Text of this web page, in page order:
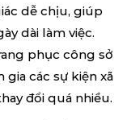
dễ chịu, giúp
dài làm việc.
phục công sở
các sự kiện xã
đổi quá nhiều.